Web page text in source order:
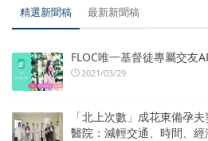
精選新聞稿 最新新聞稿
FLOC唯一基督徒專屬交友
2021/03/29
「北上次數」成花東備孕
醫院：減輕交通、時間、經